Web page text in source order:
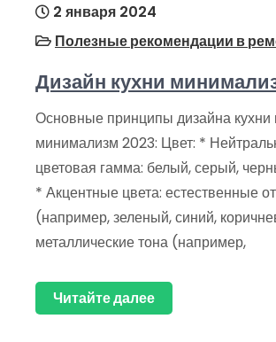
2 января 2024
Полезные рекомендации в
Дизайн кухни
Основные принципы дизайна кухни
минимализм 2023: Цвет: *
цветовая гамма: белый, серый,
* Акцентные цвета: естественные
(например, зеленый, синий,
металлические тона (например,
Читайте далее